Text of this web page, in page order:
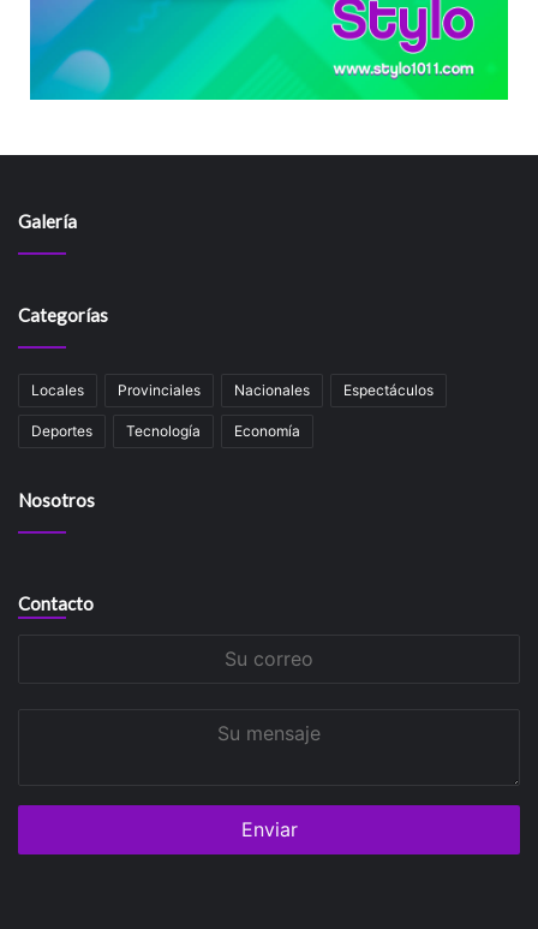
Galería
Categorías
Locales Provinciales Nacionales Espectáculos
Deportes Tecnología Economía
Nosotros
Contacto